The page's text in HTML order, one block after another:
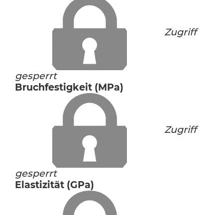
Zugriff
gesperrt
Bruchfestigkeit (MPa)
Zugriff
gesperrt
Elastizität (GPa)